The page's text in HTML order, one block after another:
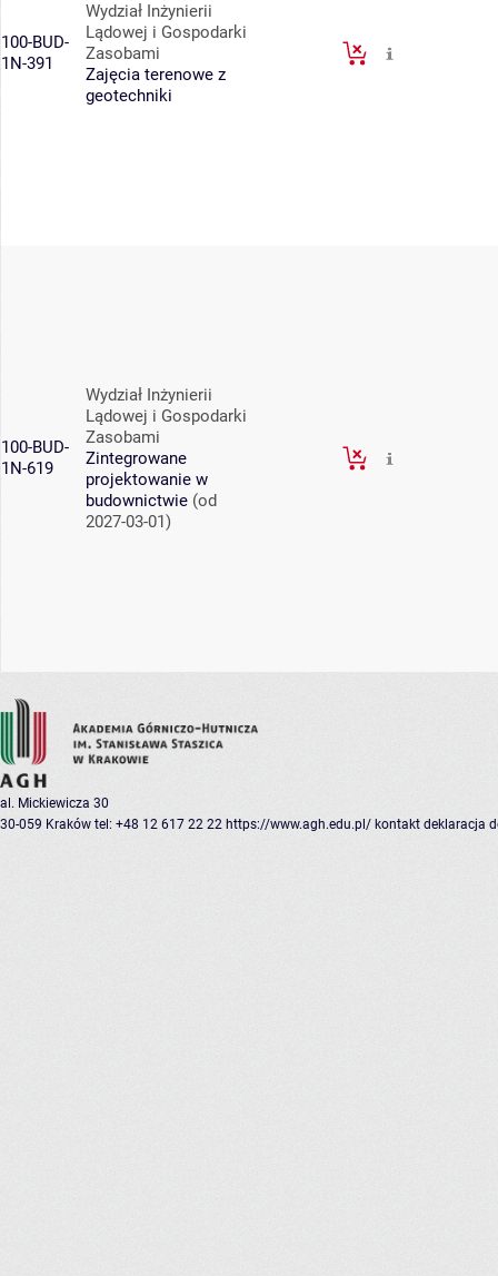
100-BUD-
1N-391
Wydział Inżynierii
Lądowej i Gospodarki
Zasobami
Zajęcia terenowe z
geotechniki
100-BUD-
1N-619
Wydział Inżynierii
Lądowej i Gospodarki
Zasobami
Zintegrowane
projektowanie w
budownictwie (od
2027-03-01)
al. Mickiewicza 30
30-059 Kraków tel: +48 12 617 22 22 https://www.agh.edu.pl/ kontakt deklaracja